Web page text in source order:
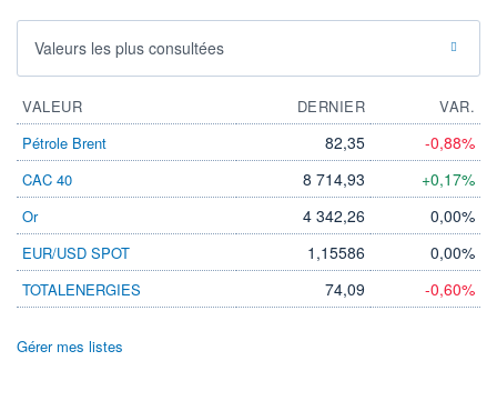
OUVERTURE
0,000
CLÔTURE VEILLE
VOLUME
3 188
CAPITAL ÉCHANGÉ
07.08.26 / 19:40:27
BAISSE
0,000
LIMITE À LA
HAUSSE
RENDEMENT PER ESTIMÉ
Valeurs les plus consultées
VALEUR DERNIER
VAR.
Pétrole Brent
82,35 -0,88%
CAC 40 8 714,93 +0,17%
Or 4 342,26 0,00%
EUR/USD SPOT 1,15586 0,00%
TOTALENERGIES 74,09 -0,60%
Gérer mes listes